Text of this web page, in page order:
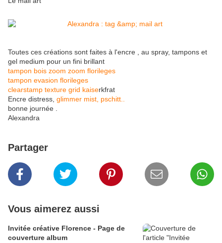
Toutes ces créations sont faites à l'encre , au spray, tampons et
gel medium pour un fini brillant
tampon bois zoom zoom florileges
tampon evasion florileges
clearstamp texture grid kaiserkfrat
Encre distress, glimmer mist, pschitt..
bonne journée .
Alexandra
Partager
Vous aimerez aussi
Invitée créative Florence - Page de
couverture album